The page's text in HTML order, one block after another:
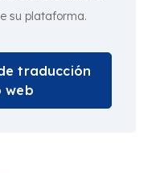
su plataforma.
traducción
web